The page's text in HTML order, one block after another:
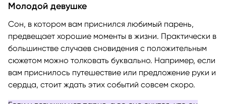
Молодой девушке
Сон, в котором вам приснился любимый парень,
предвещает хорошие моменты в жизни. Практически в
большинстве случаев сновидения с положительным
сюжетом можно толковать буквально. Например, если
вам приснилось путешествие или предложение руки и
сердца, стоит ждать этих событий совсем скоро.